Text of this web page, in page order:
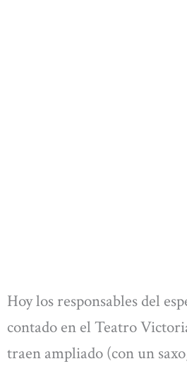
Hoy los responsables del
contado en el Teatro
traen ampliado (con un